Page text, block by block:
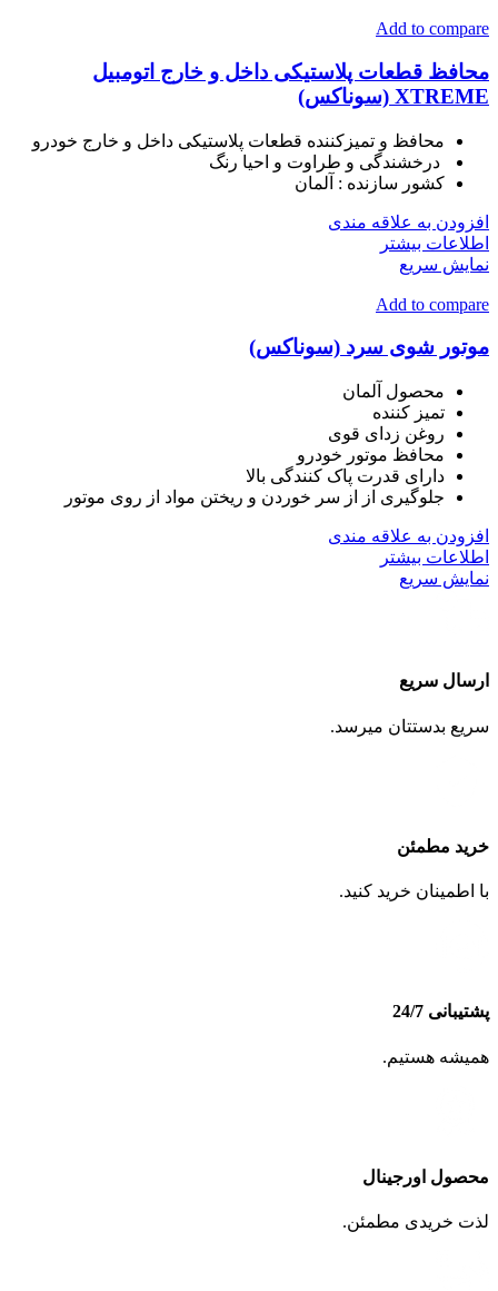
Add to compare
محافظ قطعات پلاستیکی داخل و خارج اتومبیل
XTREME (سوناکس)
محافظ و تمیزکننده قطعات پلاستیکی داخل و خارج خودرو
درخشندگی و طراوت و احیا رنگ
کشور سازنده : آلمان
افزودن به علاقه مندی
اطلاعات بیشتر
نمایش سریع
Add to compare
موتور شوی سرد (سوناکس)
محصول آلمان
تمیز کننده
روغن زدای قوی
محافظ موتور خودرو
دارای قدرت پاک کنندگی بالا
جلوگیری از از سر خوردن و ریختن مواد از روی موتور
افزودن به علاقه مندی
اطلاعات بیشتر
نمایش سریع
ارسال سریع
سریع بدستتان میرسد.
خرید مطمئن
با اطمینان خرید کنید.
پشتیبانی 24/7
همیشه هستیم.
محصول اورجینال
لذت خریدی مطمئن.